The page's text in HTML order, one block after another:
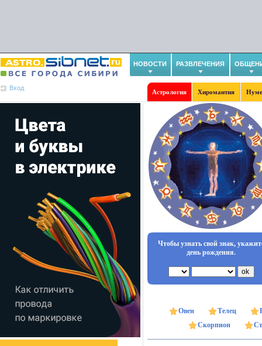
НОВОСТИ РАЗВЛЕЧЕНИЯ
Вход
Астрология Хиромантия
Чтобы узнать свой знак,
день рождения.
Овен Телец
Скорпион